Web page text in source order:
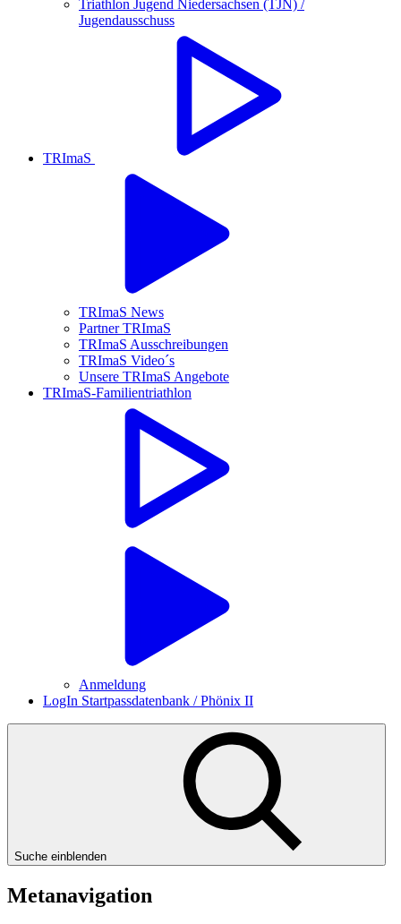
Triathlon Jugend Niedersachsen (TJN) /
Jugendausschuss
TRImaS
TRImaS News
Partner TRImaS
TRImaS Ausschreibungen
TRImaS Video´s
Unsere TRImaS Angebote
TRImaS-Familientriathlon
Anmeldung
LogIn Startpassdatenbank / Phönix II
Suche einblenden
Metanavigation